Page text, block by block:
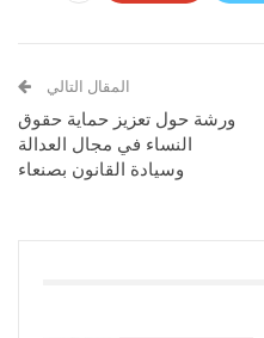
المقال التالي
ورشة حول تعزيز حماية حقوق
النساء في مجال العدالة
وسيادة القانون بصنعاء